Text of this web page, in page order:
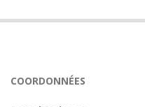
enceinte n'est plus
Avoir ce genre
COORDONNÉES